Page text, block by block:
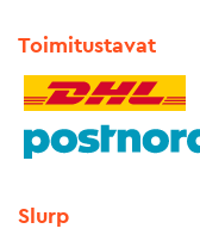
Toimitustavat
Slurp